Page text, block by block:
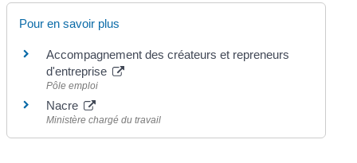
Pour en savoir plus
Accompagnement des créateurs et repreneurs
d'entreprise
Pôle emploi
Nacre
Ministère chargé du travail